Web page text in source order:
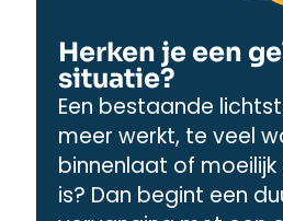
Herken je een
situatie?
Een bestaande
meer werkt, te veel
binnenlaat of
is? Dan begint een